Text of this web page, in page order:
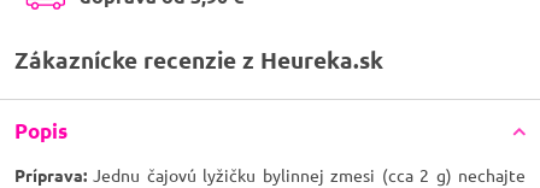
Zákaznícke recenzie z Heureka.sk
Popis
Príprava: Jednu čajovú lyžičku bylinnej zmesi (cca 2 g) nechajte